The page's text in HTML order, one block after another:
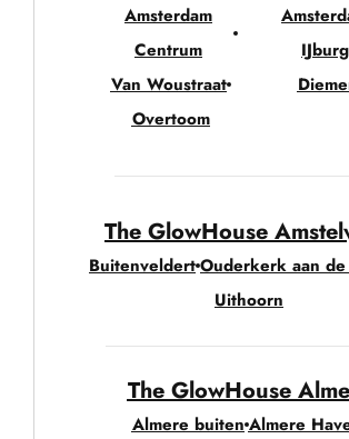
Amsterdam
Centrum
Van Woustraat
Overtoom
IJburg
The GlowHouse
BuitenveldertOuderkerk aan
Uithoorn
The GlowHouse
Almere buiten Almere